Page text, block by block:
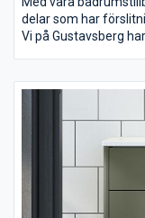
delar som har
Vi på Gustavsberg
med all säkerhet det